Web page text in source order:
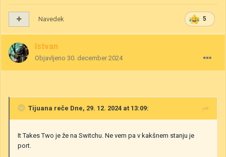
5
Navedek
Istvan
Objavljeno 30. december 2024
Tijuana reče Dne, 29. 12. 2024 at 13:09:
It Takes Two je že na Switchu. Ne vem pa v kakšnem stanju je
port.